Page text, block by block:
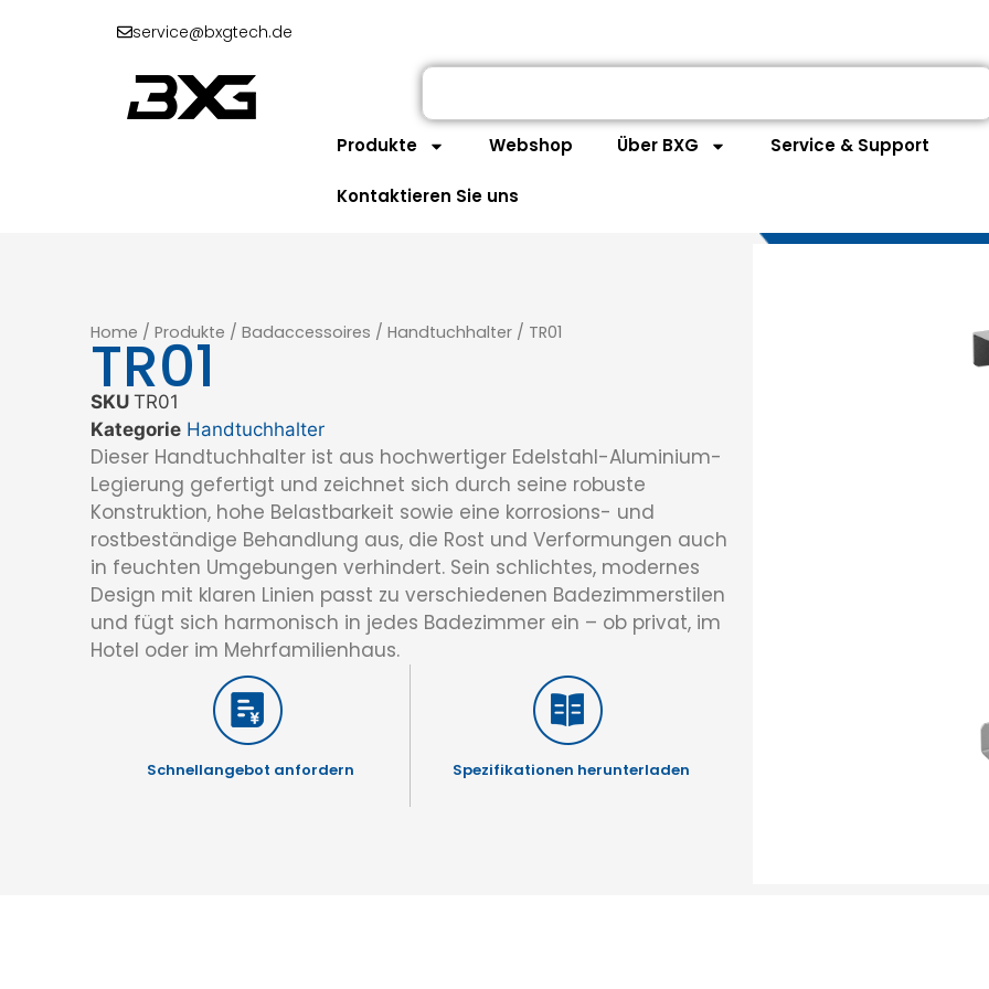
service@bxgtech.de
Produkte Webshop Über BXG Service & Support
Kontaktieren Sie uns
Home / Produkte / Badaccessoires / Handtuchhalter / TR01
TR01
SKU TR01
Kategorie Handtuchhalter
Dieser Handtuchhalter ist aus hochwertiger Edelstahl-Aluminium-
Legierung gefertigt und zeichnet sich durch seine robuste
Konstruktion, hohe Belastbarkeit sowie eine korrosions- und
rostbeständige Behandlung aus, die Rost und Verformungen auch
in feuchten Umgebungen verhindert. Sein schlichtes, modernes
Design mit klaren Linien passt zu verschiedenen Badezimmerstilen
und fügt sich harmonisch in jedes Badezimmer ein – ob privat, im
Hotel oder im Mehrfamilienhaus.
Schnellangebot anfordern Spezifikationen herunterladen